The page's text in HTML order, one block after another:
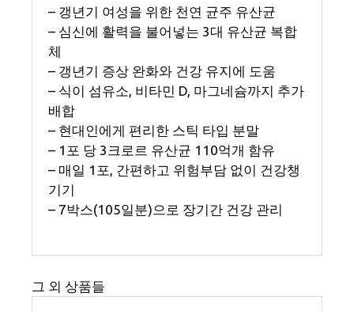
– 갱년기 여성을 위한 천연 균주 유산균
– 심신에 활력을 불어넣는 3대 유산균 복합
체
– 갱년기 증상 완화와 건강 유지에 도움
– 식이 섬유소, 비타민 D, 마그네슘까지 추가
배합
– 현대인에게 편리한 스틱 타입 분말
– 1포 당 3크로르 유산균 110억개 함유
– 매일 1포, 간편하고 위험부담 없이 건강챙
기기
– 7박스(105일분)으로 장기간 건강 관리
그 외 상품들